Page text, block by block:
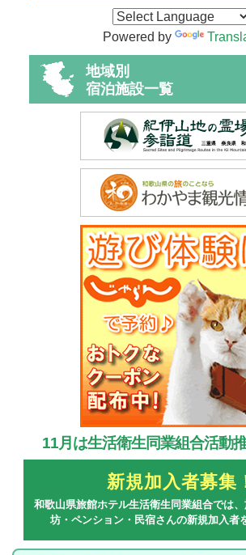
Powered by
地域別
宿泊施設一覧
11月は生活衛生同業組合活動
新規加入者募集
和歌山県旅館ホテル生活衛生同業組合では
坊・ペンション・民宿さんの新規加入者